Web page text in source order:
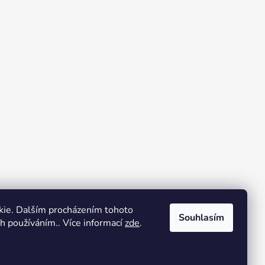
Dalším procházením tohoto
používáním.. Více informacízde. Souhlasím